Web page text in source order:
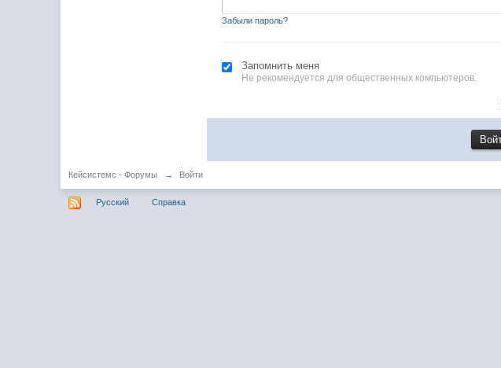
Забыли пароль?
Запомнить меня
Не рекомендуется для общественных компьютеров.
Кейсистемс - Форумы → Войти
Русский Справка